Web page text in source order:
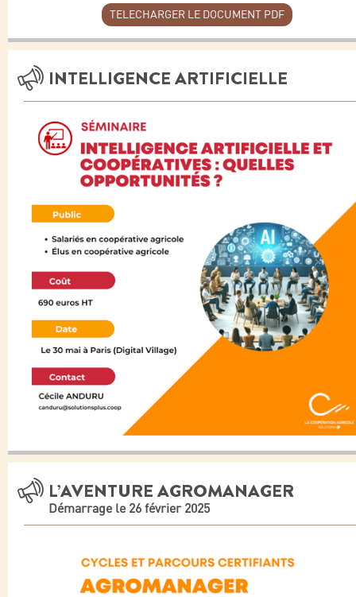
TELECHARGER LE DOCUMENT PDF
INTELLIGENCE ARTIFICIELLE
L’AVENTURE AGROMANAGER
Démarrage le 26 février 2025